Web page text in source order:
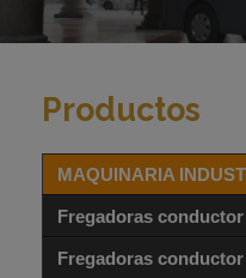
Productos
MAQUINARIA
Fregadoras conductor
Fregadoras